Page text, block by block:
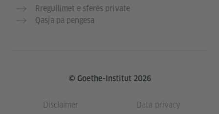
Rregullimet e sferës private
Qasja pa pengesa
© Goethe-Institut 2026
Disclaimer Data privacy